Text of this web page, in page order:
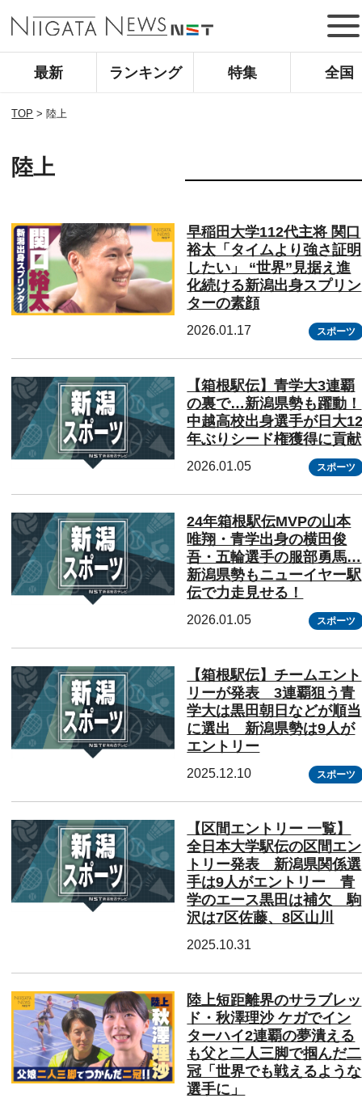
最新 ランキング 特集 全国
TOP > 陸上
陸上
早稲田大学112代主将 関口
裕太「タイムより強さ証明
したい」 “世界”見据え進
化続ける新潟出身スプリン
ターの素顔
2026.01.17 スポーツ
【箱根駅伝】青学大3連覇
の裏で…新潟県勢も躍動！
中越高校出身選手が日大
年ぶりシード権獲得に貢献
2026.01.05 スポーツ
24年箱根駅伝MVPの山本
唯翔・青学出身の横田俊
吾・五輪選手の服部勇馬…
新潟県勢もニューイヤー駅
伝で力走見せる！
2026.01.05 スポーツ
【箱根駅伝】チームエント
リーが発表 3連覇狙う青
学大は黒田朝日などが順当
に選出 新潟県勢は9人が
エントリー
2025.12.10 スポーツ
【区間エントリー 一覧】
全日本大学駅伝の区間エン
トリー発表 新潟県関係選
手は9人がエントリー 青
学のエース黒田は補欠 駒
沢は7区佐藤、8区山川
2025.10.31
陸上短距離界のサラブレッ
ド・秋澤理沙 ケガでイン
ターハイ2連覇の夢潰える
も父と二人三脚で掴んだ二
冠「世界でも戦えるような
選手に」